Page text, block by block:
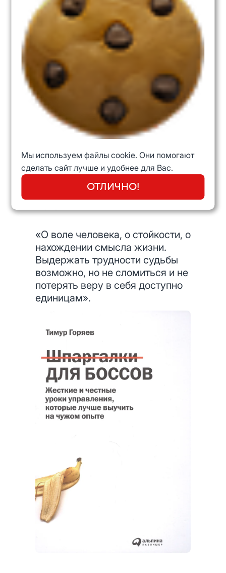
Виктор Франкл
«Сказать жизни
«Да!»
«О воле человека, о стойкости, о
нахождении смысла жизни.
Выдержать трудности судьбы
возможно, но не сломиться и не
потерять веру в себя доступно
единицам».
Мы используем файлы cookie. Они помогают
сделать сайт лучше и удобнее для Вас.
ОТЛИЧНО!